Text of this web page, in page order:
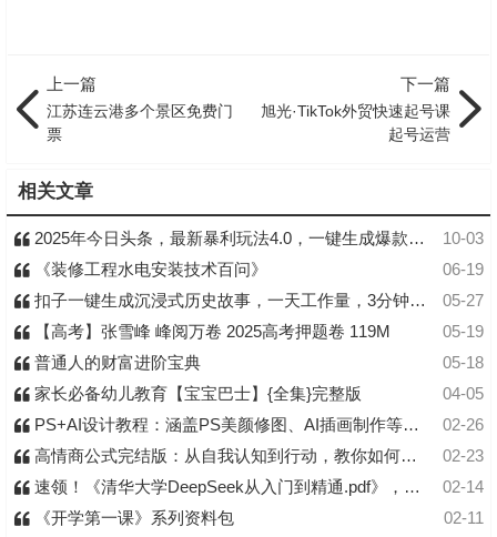
上一篇
江苏连云港多个景区免费门
票
下一篇
旭光·TikTok外贸快速起号课
起号运营
相关文章
10-03
2025年今日头条，最新暴利玩法4.0，一键生成爆款，轻松实现矩阵日入3000+
06-19
《装修工程水电安装技术百问》
05-27
扣子一键生成沉浸式历史故事，一天工作量，3分钟搞定！
05-19
【高考】张雪峰 峰阅万卷 2025高考押题卷 119M
05-18
普通人的财富进阶宝典
04-05
家长必备幼儿教育【宝宝巴士】{全集}完整版
02-26
PS+AI设计教程：涵盖PS美颜修图、AI插画制作等，开启设计赚钱之旅
02-23
高情商公式完结版：从自我认知到行动，教你如何实现“自爽”和高效成事
02-14
速领！《清华大学DeepSeek从入门到精通.pdf》，带你全面解锁DeepSeek技术奥秘
02-11
《开学第一课》系列资料包